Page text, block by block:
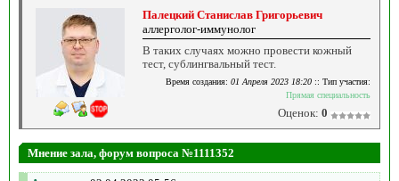
Палецкий Станислав Григорьевич
аллерголог-иммунолог
В таких случаях можно провести кожный
тест, сублингвальный тест.
Время создания: 01 Апреля 2023 18:20 :: Тип участия:
Прямая специальность
Оценок: 0
Мнение зала, форум вопроса №1111352